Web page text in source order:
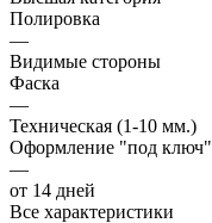
Полировка
—
Видимые стороны
Фаска
—
Техническая (1-10 мм.)
Оформление "под ключ"
—
от 14 дней
Все характеристики